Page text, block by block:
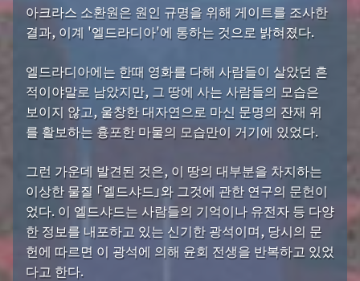
아크라스 소환원은 원인 규명을 위해 게이트를 조사한
결과, 이계 '엘드라디아'에 통하는 것으로 밝혀졌다.
엘드라디아에는 한때 영화를 다해 사람들이 살았던 흔
적이야말로 남았지만, 그 땅에 사는 사람들의 모습은
보이지 않고, 울창한 대자연으로 마신 문명의 잔재 위
를 활보하는 흉포한 마물의 모습만이 거기에 있었다.
그런 가운데 발견된 것은, 이 땅의 대부분을 차지하는
이상한 물질 「엘드샤드」와 그것에 관한 연구의 문헌이
었다. 이 엘드샤드는 사람들의 기억이나 유전자 등 다양
한 정보를 내포하고 있는 신기한 광석이며, 당시의 문
헌에 따르면 이 광석에 의해 윤회 전생을 반복하고 있었
다고 한다.